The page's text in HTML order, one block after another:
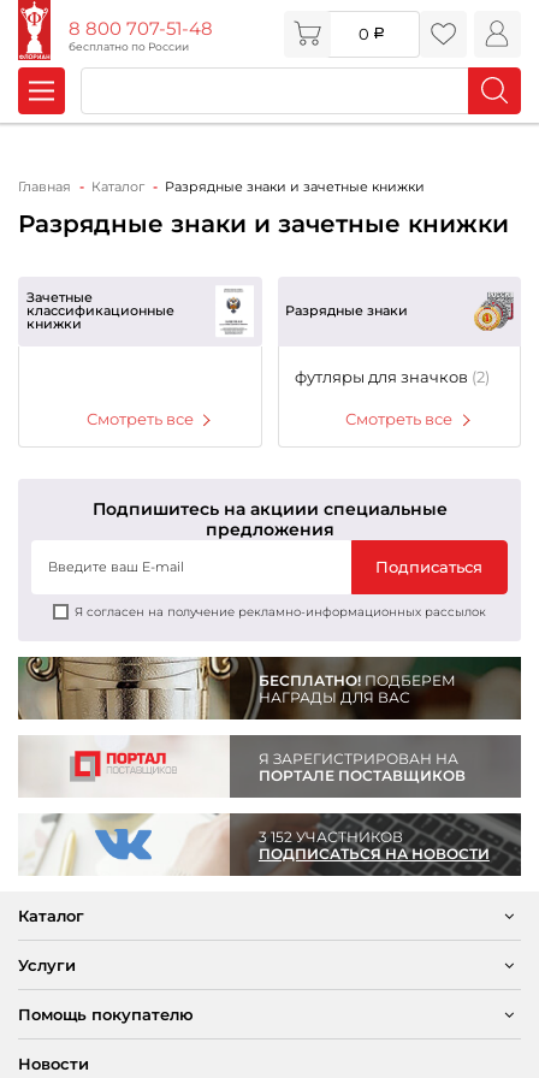
8 800 707-51-48
бесплатно по России
0
Главная Каталог Разрядные знаки и зачетные книжки
Разрядные знаки и зачетные книжки
Зачетные
классификационные
книжки
Смотреть все
Разрядные знаки
футляры для значков (2)
Смотреть все
Подпишитесь на акциии специальные
предложения
Подписаться
Я согласен на получение рекламно-информационных рассылок
БЕСПЛАТНО!ПОДБЕРЕМ
НАГРАДЫ ДЛЯ ВАС
Я ЗАРЕГИСТРИРОВАН НА
ПОРТАЛЕ ПОСТАВЩИКОВ
3 152 УЧАСТНИКОВ
ПОДПИСАТЬСЯ НА НОВОСТИ
Каталог
Услуги
Помощь покупателю
Новости